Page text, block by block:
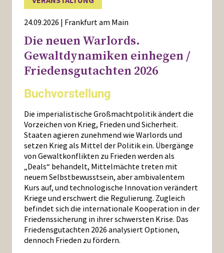
24.09.2026 | Frankfurt am Main
Die neuen Warlords.
Gewaltdynamiken einhegen /
Friedensgutachten 2026
Buchvorstellung
Die imperialistische Großmachtpolitik ändert die
Vorzeichen von Krieg, Frieden und Sicherheit.
Staaten agieren zunehmend wie Warlords und
setzen Krieg als Mittel der Politik ein. Übergänge
von Gewaltkonflikten zu Frieden werden als
„Deals“ behandelt, Mittelmächte treten mit
neuem Selbstbewusstsein, aber ambivalentem
Kurs auf, und technologische Innovation verändert
Kriege und erschwert die Regulierung. Zugleich
befindet sich die internationale Kooperation in der
Friedenssicherung in ihrer schwersten Krise. Das
Friedensgutachten 2026 analysiert Optionen,
dennoch Frieden zu fördern.